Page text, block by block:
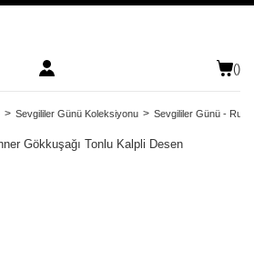
()
Sevgililer Günü Koleksiyonu Sevgililer Günü -